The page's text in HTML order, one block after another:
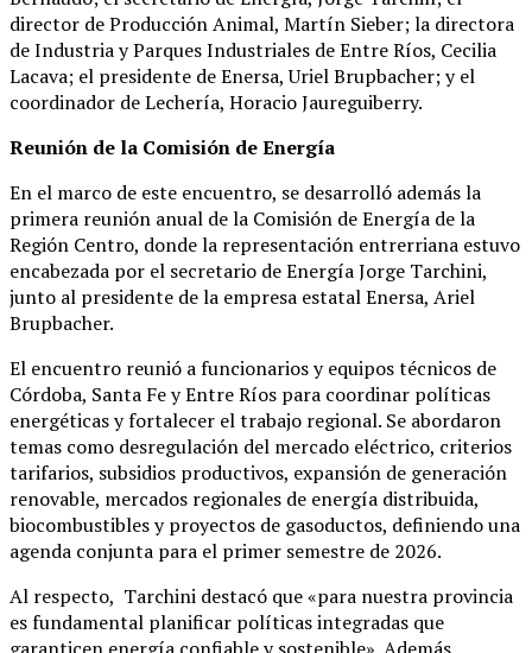
director de Producción Animal, Martín Sieber; la directora
de Industria y Parques Industriales de Entre Ríos, Cecilia
Lacava; el presidente de Enersa, Uriel Brupbacher; y el
coordinador de Lechería, Horacio Jaureguiberry.
Reunión de la Comisión de Energía
En el marco de este encuentro, se desarrolló además la
primera reunión anual de la Comisión de Energía de la
Región Centro, donde la representación entrerriana estuvo
encabezada por el secretario de Energía Jorge Tarchini,
junto al presidente de la empresa estatal Enersa, Ariel
Brupbacher.
El encuentro reunió a funcionarios y equipos técnicos de
Córdoba, Santa Fe y Entre Ríos para coordinar políticas
energéticas y fortalecer el trabajo regional. Se abordaron
temas como desregulación del mercado eléctrico, criterios
tarifarios, subsidios productivos, expansión de generación
renovable, mercados regionales de energía distribuida,
biocombustibles y proyectos de gasoductos, definiendo una
agenda conjunta para el primer semestre de 2026.
Al respecto, Tarchini destacó que «para nuestra provincia
es fundamental planificar políticas integradas que